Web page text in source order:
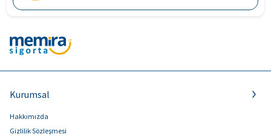
Kurumsal
Hakkımızda
Gizlilik Sözleşmesi